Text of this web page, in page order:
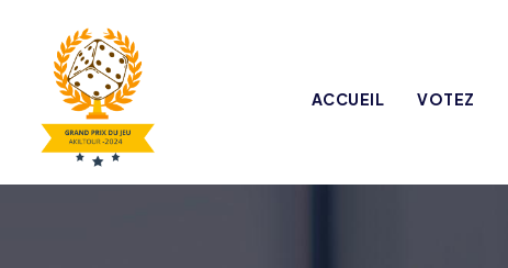
ACCUEIL VOTEZ